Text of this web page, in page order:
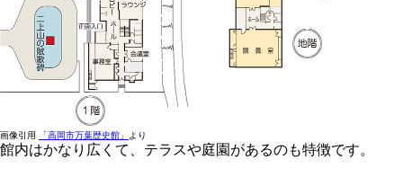
画像引用 「高岡市万葉歴史館」 より
館内はかなり広くて、テラスや庭園があるのも特徴です。